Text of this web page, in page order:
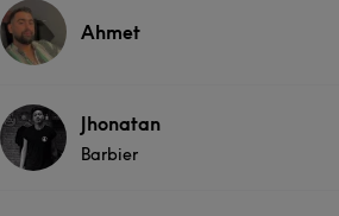
Ahmet
Jhonatan
Barbier